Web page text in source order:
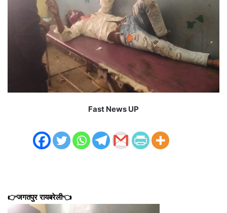
Fast News UP
👉जगतपुर रायबरेली👈